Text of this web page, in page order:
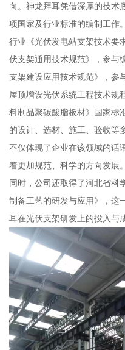
向。神龙拜耳凭借深厚的技术
项国家及行业标准的编制工作
行业《光伏发电站支架技术要
伏支架通用技术规范》，参与
支架建设应用技术规范》，参
屋顶增设光伏系统工程技术规
料制品聚碳酸脂板材》国家标
的设计、选材、施工、验收等
不仅体现了企业在该领域的话
着更加规范、科学的方向发展。
同时，公司还取得了河北省
制备工艺的研发与应用》，这
耳在光伏支架研发上的投入与